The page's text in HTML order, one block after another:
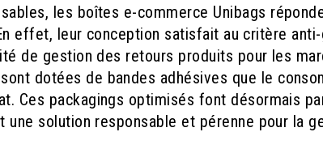
les boîtes e-commerce Unibags
effet, leur conception satisfait au critère
de gestion des retours produits pour les
dotées de bandes adhésives que le
Ces packagings optimisés font désormais
une solution responsable et pérenne pour la